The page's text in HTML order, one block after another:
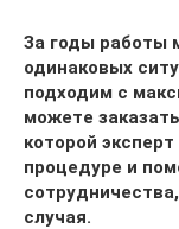
За годы работы
одинаковых
подходим с
можете
которой
процедуре и
случая.